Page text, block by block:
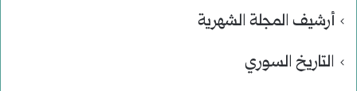
أرشيف المجلة الشهرية
التاريخ السوري